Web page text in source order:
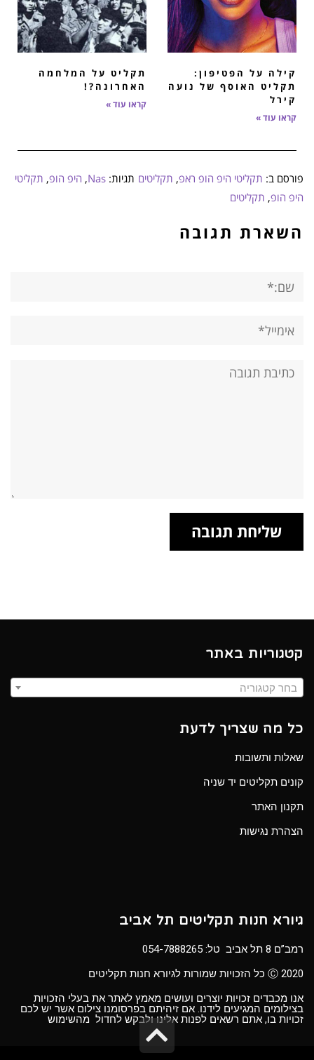
קילה על הפטיפון:
תקליט האוסף של נועה
קירל
קראו עוד »
תקליט על המלחמה
האחרונה?!
קראו עוד »
פורסם ב: תקליטי היפ הופ ראפ, תקליטים תגיות: Nas
, היפ הופ, תקליטי
היפ הופ, תקליטים
השארת תגובה
אימייל*
אתר:
תגובה:
קטגוריות באתר
בחר קטגוריה
כל מה שצריך לדעת
שאלות ותשובות
קונים תקליטים יד שניה
תקנון האתר
הצהרת נגישות
גיורא חנות תקליטים תל אביב
רמב”ם 8 תל אביב טל:
054-7888265
Ⓒ 2020 כל הזכויות שמורות לגיורא חנות תקליטים
אנו מכבדים זכויות יוצרים ועושים מאמץ לאתר את בעלי הזכויות
בצילומים המגיעים לידנו. אם זיהיתם בפרסומנו צילום אשר יש לכם
זכויות בו, אתם רשאים לפנות אלינו ולבקש לחדול מהשימוש
גלילה